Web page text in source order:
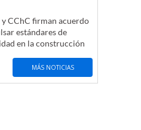
CChC firman acuerdo
estándares de
en la construcción
MÁS NOTICIAS